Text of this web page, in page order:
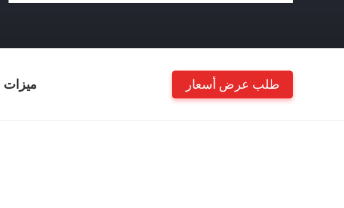
ميزات طلب عرض أسعار